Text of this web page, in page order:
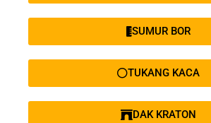
SUMUR BOR
TUKANG KACA
DAK KRATON